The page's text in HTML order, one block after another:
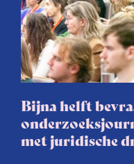
Bijna helft
met juridische